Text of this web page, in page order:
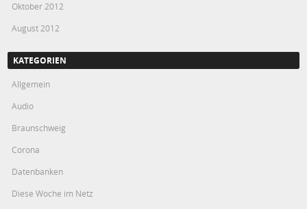
Oktober 2012
August 2012
KATEGORIEN
Allgemein
Audio
Braunschweig
Corona
Datenbanken
Diese Woche im Netz